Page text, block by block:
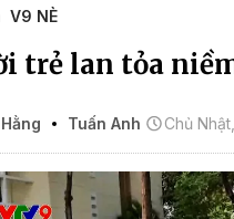
V9 NÈ
trẻ lan tỏa
Tuấn Anh Chủ